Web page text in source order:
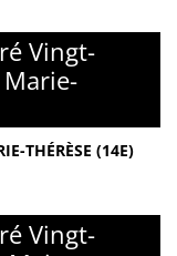
Vingt-
THÉRÈSE (14E)
Vingt-